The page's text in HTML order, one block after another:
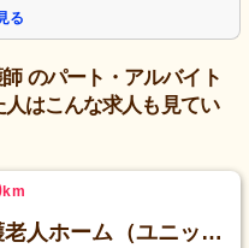
る
のパート・アルバイト
はこんな求人も見てい
km
学園前西 特別養護老人ホーム（ユニット型）